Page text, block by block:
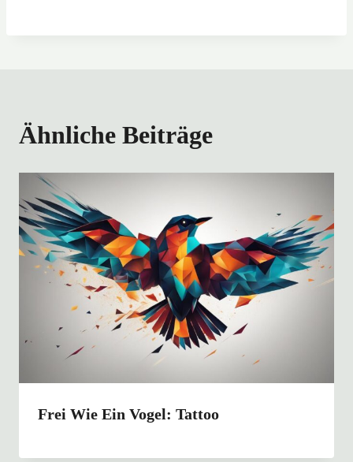
Ähnliche Beiträge
Frei Wie Ein Vogel: Tattoo